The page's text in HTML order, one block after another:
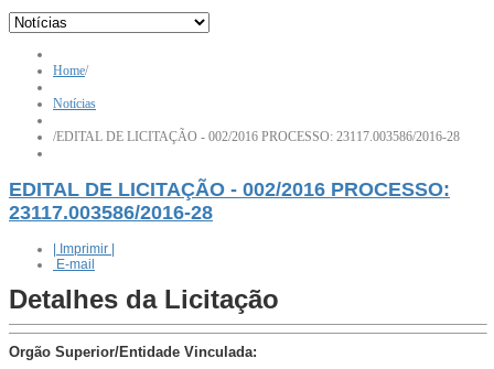
Home/
Notícias
/EDITAL DE LICITAÇÃO - 002/2016 PROCESSO: 23117.003586/2016-28
EDITAL DE LICITAÇÃO - 002/2016 PROCESSO:
23117.003586/2016-28
| Imprimir |
E-mail
Detalhes da Licitação
Orgão Superior/Entidade Vinculada: